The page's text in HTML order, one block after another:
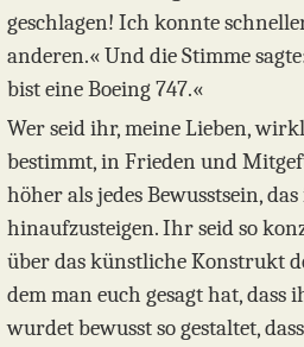
geschlagen! Ich konnte
anderen.« Und die Stimme
bist eine Boeing 747.«
Wer seid ihr, meine Lieben,
bestimmt, in Frieden und
höher als jedes Bewusstsein,
hinaufzusteigen. Ihr seid so
über das künstliche Konstrukt
dem man euch gesagt hat,
wurdet bewusst so gestaltet,